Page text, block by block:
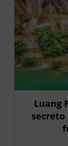
Luang
secreto